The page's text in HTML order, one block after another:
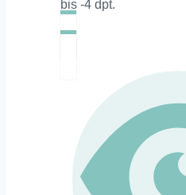
bis -4 dpt.